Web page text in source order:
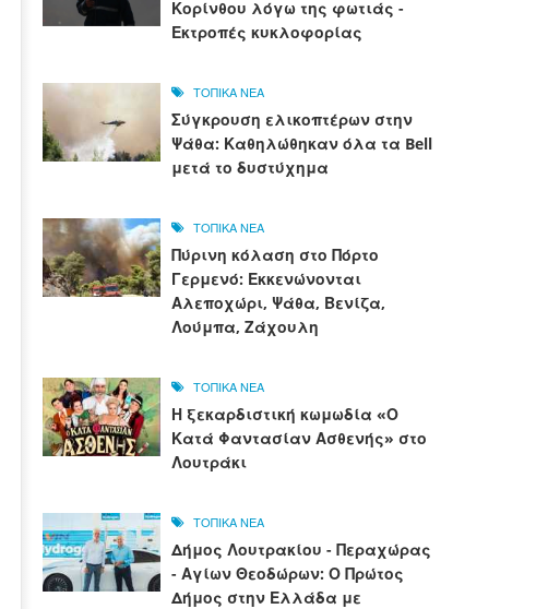
Κορίνθου λόγω της φωτιάς -
Εκτροπές κυκλοφορίας
ΤΟΠΙΚΑ ΝΕΑ
Σύγκρουση ελικοπτέρων στην
Ψάθα: Καθηλώθηκαν όλα τα Bell
μετά το δυστύχημα
ΤΟΠΙΚΑ ΝΕΑ
Πύρινη κόλαση στο Πόρτο
Γερμενό: Εκκενώνονται
Αλεποχώρι, Ψάθα, Βενίζα,
Λούμπα, Ζάχουλη
ΤΟΠΙΚΑ ΝΕΑ
Η ξεκαρδιστική κωμωδία «Ο
Κατά Φαντασίαν Ασθενής» στο
Λουτράκι
ΤΟΠΙΚΑ ΝΕΑ
Δήμος Λουτρακίου - Περαχώρας
- Αγίων Θεοδώρων: Ο Πρώτος
Δήμος στην Ελλάδα με